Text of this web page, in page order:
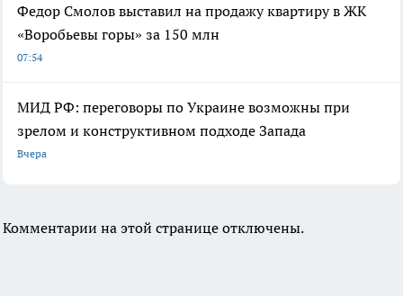
Федор Смолов выставил на продажу квартиру в ЖК
«Воробьевы горы» за 150 млн
07:54
МИД РФ: переговоры по Украине возможны при
зрелом и конструктивном подходе Запада
Вчера
Комментарии на этой странице отключены.